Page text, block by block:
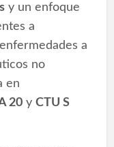
y un enfoque
a
a
no
en
20y CTU S